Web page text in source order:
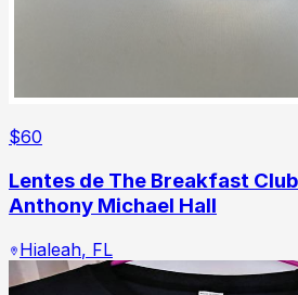
$60
Lentes de The Breakfast
Anthony Michael Hall
Hialeah, FL